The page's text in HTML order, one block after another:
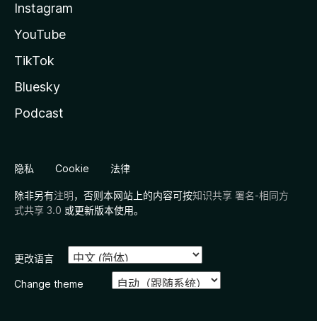
Instagram
YouTube
TikTok
Bluesky
Podcast
隐私 Cookie 法律
除非另有注明，否则本网站上的内容可按知识共享 署名-相同方
式共享 3.0 或更新版本使用。
更改语言
Change theme